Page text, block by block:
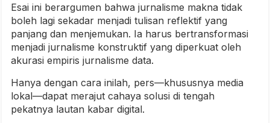
Esai ini berargumen bahwa jurnalisme makna tidak
boleh lagi sekadar menjadi tulisan reflektif yang
panjang dan menjemukan. Ia harus bertransformasi
menjadi jurnalisme konstruktif yang diperkuat oleh
akurasi empiris jurnalisme data.
Hanya dengan cara inilah, pers—khususnya media
lokal—dapat merajut cahaya solusi di tengah
pekatnya lautan kabar digital.